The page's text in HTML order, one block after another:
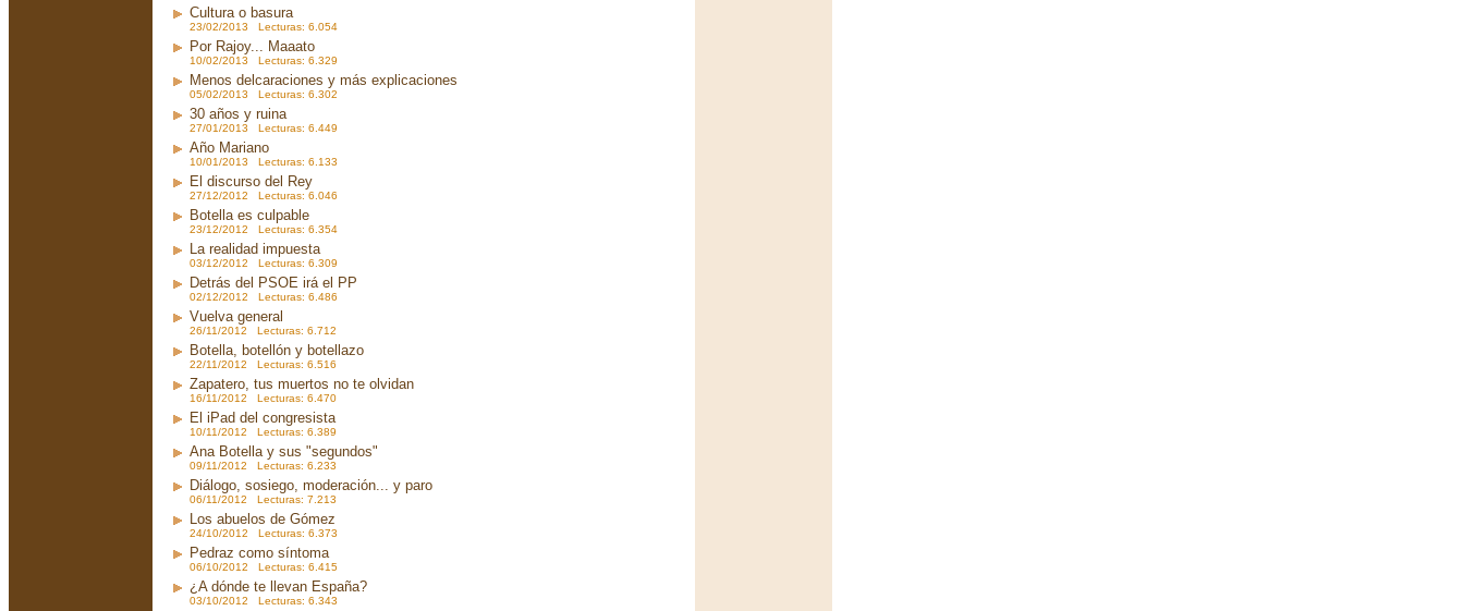
Cultura o basura
23/02/2013 Lecturas: 6.054
Por Rajoy... Maaato
10/02/2013 Lecturas: 6.329
Menos delcaraciones y más explicaciones
05/02/2013 Lecturas: 6.302
30 años y ruina
27/01/2013 Lecturas: 6.449
Año Mariano
10/01/2013 Lecturas: 6.133
El discurso del Rey
27/12/2012 Lecturas: 6.046
Botella es culpable
23/12/2012 Lecturas: 6.354
La realidad impuesta
03/12/2012 Lecturas: 6.309
Detrás del PSOE irá el PP
02/12/2012 Lecturas: 6.486
Vuelva general
26/11/2012 Lecturas: 6.712
Botella, botellón y botellazo
22/11/2012 Lecturas: 6.516
Zapatero, tus muertos no te olvidan
16/11/2012 Lecturas: 6.470
El iPad del congresista
10/11/2012 Lecturas: 6.389
Ana Botella y sus "segundos"
09/11/2012 Lecturas: 6.233
Diálogo, sosiego, moderación... y paro
06/11/2012 Lecturas: 7.213
Los abuelos de Gómez
24/10/2012 Lecturas: 6.373
Pedraz como síntoma
06/10/2012 Lecturas: 6.415
¿A dónde te llevan España?
03/10/2012 Lecturas: 6.343